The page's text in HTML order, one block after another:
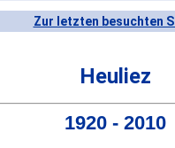
Zur letzten besuchten
Heuliez
1920 - 2010